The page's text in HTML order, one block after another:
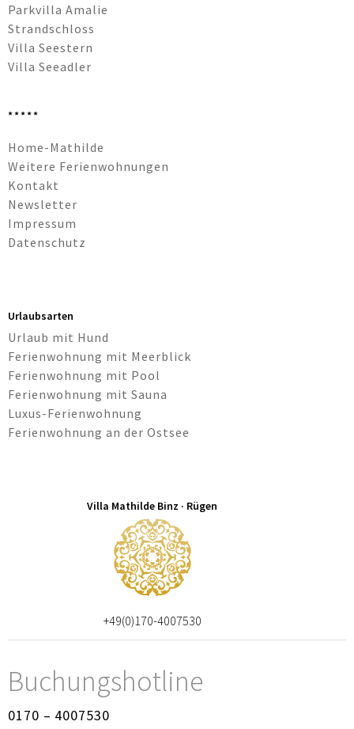
Parkvilla Amalie
Strandschloss
Villa Seestern
Villa Seeadler
*****
überspringen
Home-Mathilde
Weitere Ferienwohnungen
Kontakt
Newsletter
Impressum
Datenschutz
Urlaubsarten
Urlaub mit Hund
Ferienwohnung mit Meerblick
Ferienwohnung mit Pool
Ferienwohnung mit Sauna
Luxus-Ferienwohnung
Ferienwohnung an der Ostsee
Villa Mathilde Binz · Rügen
+49(0)170-4007530
Buchungshotline
0170 – 4007530